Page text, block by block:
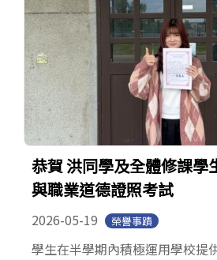
恭賀 洪同學及全體修課學
與職業道德證照考試
2026-05-19 榮譽事蹟
學生在半學期內積極運用學校提